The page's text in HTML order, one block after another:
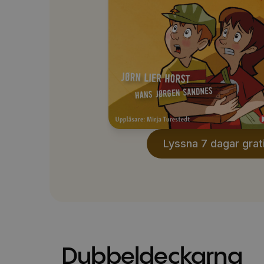
Lyssna 7 dagar
Dubbeldeckarna